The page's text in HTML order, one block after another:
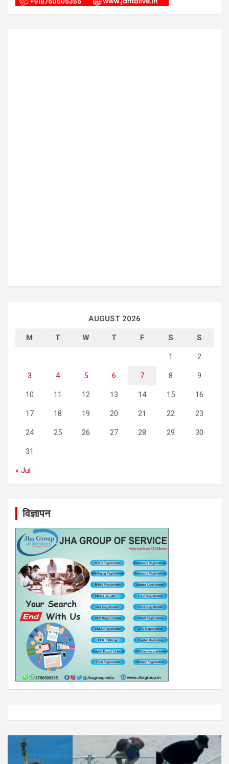
AUGUST 2026
M T W T F S S
1 2
3 4 5 6 7 8 9
10 11 12 13 14 15 16
17 18 19 20 21 22 23
24 25 26 27 28 29 30
31
« Jul
विज्ञापन